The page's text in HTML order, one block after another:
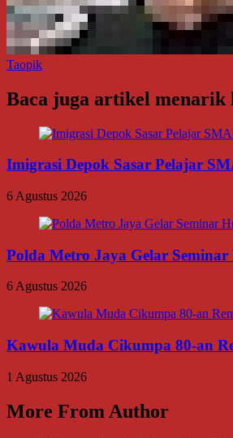
Taopik
Baca juga artikel menarik
Imigrasi Depok Sasar Pelajar
6 Agustus 2026
Polda Metro Jaya Gelar
6 Agustus 2026
Kawula Muda Cikumpa 80-an
1 Agustus 2026
More From Author